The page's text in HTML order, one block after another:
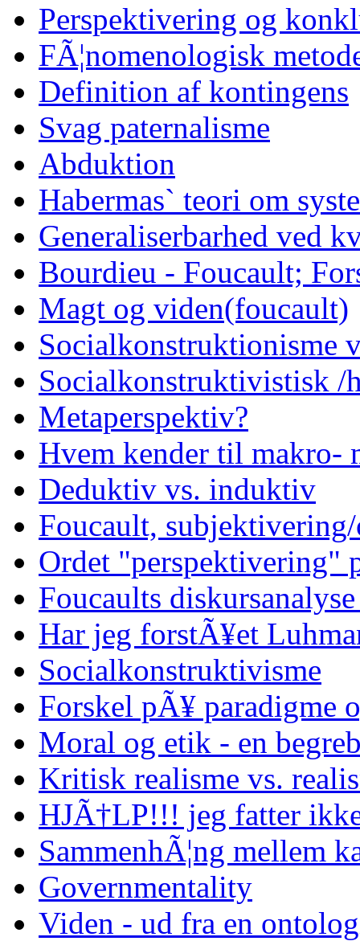
Perspektivering og
FÃ¦nomenologisk
Definition af kontingens
Svag paternalisme
Abduktion
Habermas` teori om
Generaliserbarhed ved
Bourdieu - Foucault;
Magt og viden(foucault)
Socialkonstruktionisme
Socialkonstruktivistisk /
Metaperspektiv?
Hvem kender til makro-
Deduktiv vs. induktiv
Foucault,
Ordet "perspektivering"
Foucaults
Har jeg forstÃ¥et
Socialkonstruktivisme
Forskel pÃ¥ paradigme
Moral og etik - en
Kritisk realisme vs.
HJÃ†LP!!! jeg fatter
SammenhÃ¦ng mellem
Governmentality
Viden - ud fra en